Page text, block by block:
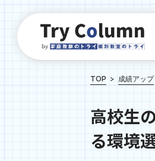
TOP 成績アップ
高校生
る環境